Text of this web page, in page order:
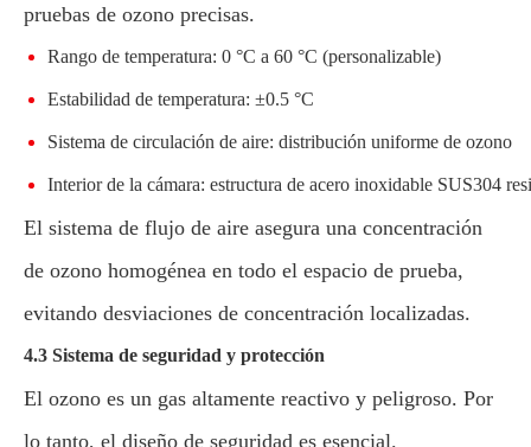
pruebas de ozono precisas.
Rango de temperatura: 0 °C a 60 °C (personalizable)
Estabilidad de temperatura: ±0.5 °C
Sistema de circulación de aire: distribución uniforme de ozono
Interior de la cámara: estructura de acero inoxidable SUS304
El sistema de flujo de aire asegura una concentración
de ozono homogénea en todo el espacio de prueba,
evitando desviaciones de concentración localizadas.
4.3 Sistema de seguridad y protección
El ozono es un gas altamente reactivo y peligroso. Por
lo tanto, el diseño de seguridad es esencial.